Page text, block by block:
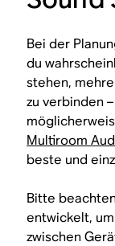
Bei der
du
stehen,
zu verbinden
Multiroom
beste und
Bitte
entwickelt,
zwischen